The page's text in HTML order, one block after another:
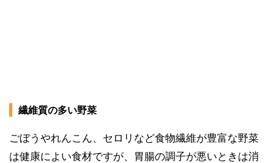
繊維質の多い野菜
ごぼうやれんこん、セロリなど食物繊維が豊富な野菜
は健康によい食材ですが、胃腸の調子が悪いときは消